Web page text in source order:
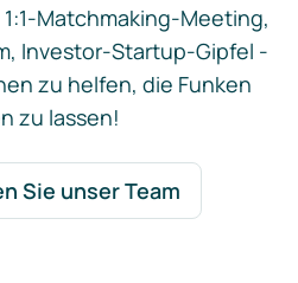
Matchmaking-Meeting,
Investor-Startup-Gipfel -
zu helfen, die Funken
zu lassen!
Sie unser Team